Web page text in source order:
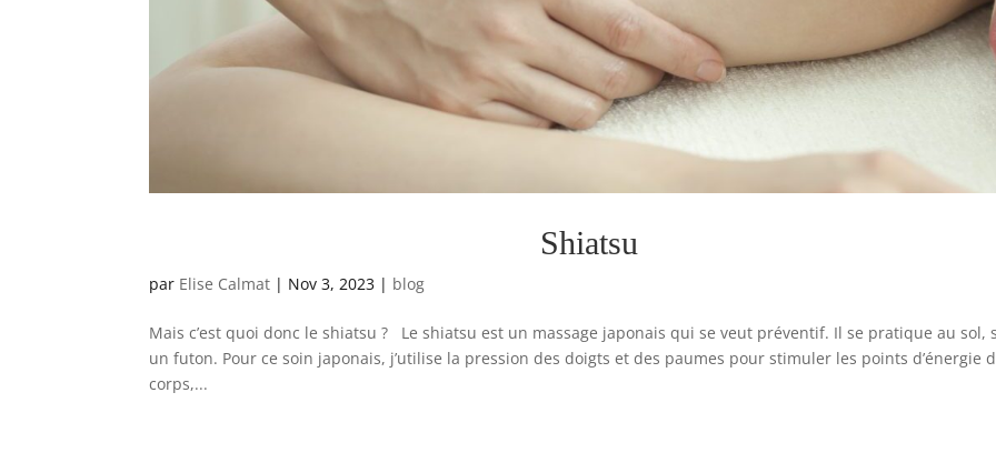
Shiatsu
par Elise Calmat | Nov 3, 2023 | blog
Mais c’est quoi donc le shiatsu ? Le shiatsu est un massage japonais qui se veut préventif. Il se pratique au sol,
un futon. Pour ce soin japonais, j’utilise la pression des doigts et des paumes pour stimuler les points d’énergie
corps,...